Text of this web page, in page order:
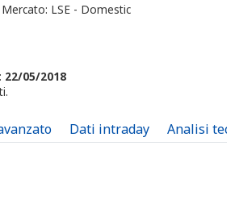
LSE - Domestic
22/05/2018
Dati intraday Analisi